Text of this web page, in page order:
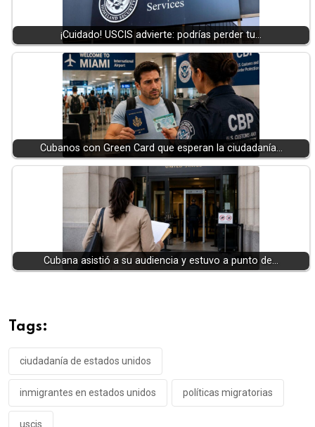
¡Cuidado! USCIS advierte: podrías perder tu…
Cubanos con Green Card que esperan la ciudadanía…
Cubana asistió a su audiencia y estuvo a punto de…
Tags:
ciudadanía de estados unidos
inmigrantes en estados unidos políticas migratorias
uscis